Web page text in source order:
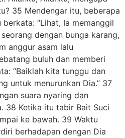
35 Mendengar itu, beberapa
“Lihat, Ia memanggil
dengan bunga karang,
anggur asam lalu
buluh dan memberi
“Baiklah kita tunggu dan
untuk menurunkan Dia.” 37
suara nyaring dan
38 Ketika itu tabir Bait Suci
ke bawah. 39 Waktu
berhadapan dengan Dia